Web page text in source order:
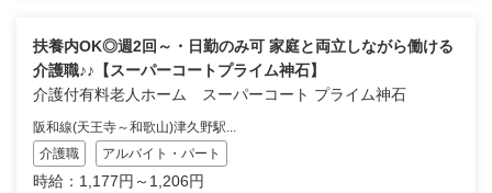
扶養内OK◎週2回～・日勤のみ可 家庭と両立しながら働ける
介護職♪♪【スーパーコートプライム神石】
介護付有料老人ホーム スーパーコート プライム神石
阪和線(天王寺～和歌山)津久野駅...
介護職
アルバイト・パート
時給：1,177円～1,206円